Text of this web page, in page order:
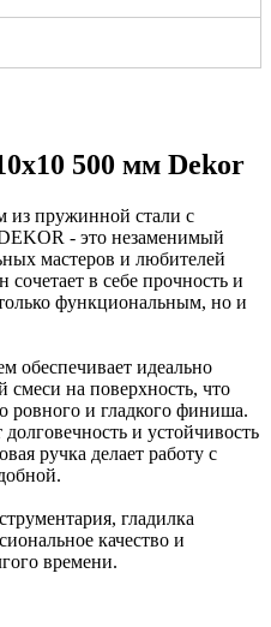
500 мм Dekor
из пружинной стали с
- это незаменимый
мастеров и любителей
в себе прочность и
только функциональным, но и
обеспечивает идеально
смеси на поверхность, что
ровного и гладкого финиша.
и устойчивость
ручка делает работу с
гладилка
качество и
времени.